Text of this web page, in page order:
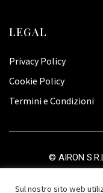
LEGAL
Privacy Policy
Cookie Policy
Termini e Condizioni
© AIRON
Sul nostro sito web